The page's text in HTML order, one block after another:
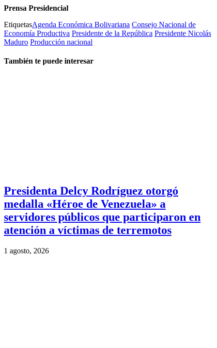
Prensa Presidencial
EtiquetasAgenda Económica Bolivariana Consejo Nacional de
Economía Productiva Presidente de la República Presidente Nicolás
Maduro Producción nacional
También te puede interesar
Presidenta Delcy Rodríguez otorgó
medalla «Héroe de Venezuela» a
servidores públicos que participaron en
atención a víctimas de terremotos
1 agosto, 2026